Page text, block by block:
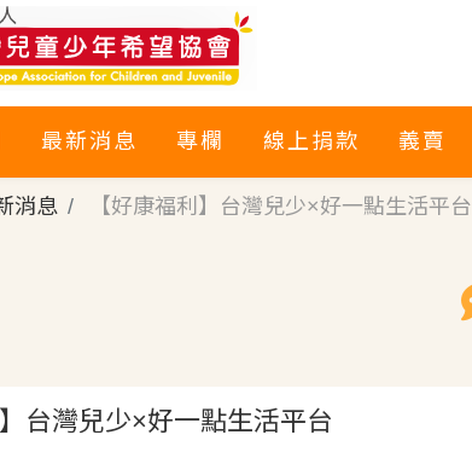
最新消息 專欄 線上捐款 義賣
消息 【好康福利】台灣兒少×好一點生活平台
】台灣兒少×好一點生活平台